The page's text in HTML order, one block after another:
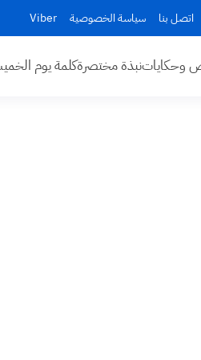
اتصل بنا سياسة الخصوصية Viber
وحكاياتنبذة مختصرةكلمة يوم